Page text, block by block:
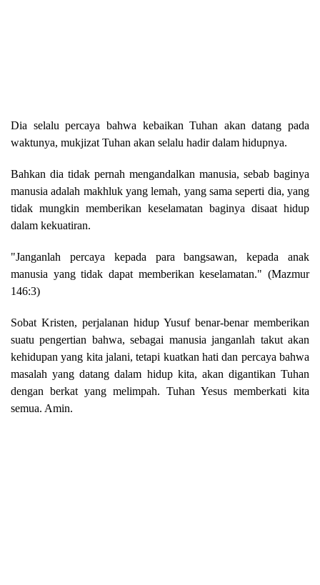
Dia selalu percaya bahwa kebaikan Tuhan akan datang pada
waktunya, mukjizat Tuhan akan selalu hadir dalam hidupnya.
Bahkan dia tidak pernah mengandalkan manusia, sebab baginya
manusia adalah makhluk yang lemah, yang sama seperti dia, yang
tidak mungkin memberikan keselamatan baginya disaat hidup
dalam kekuatiran.
"Janganlah percaya kepada para bangsawan, kepada anak
manusia yang tidak dapat memberikan keselamatan." (Mazmur
146:3)
Sobat Kristen, perjalanan hidup Yusuf benar-benar memberikan
suatu pengertian bahwa, sebagai manusia janganlah takut akan
kehidupan yang kita jalani, tetapi kuatkan hati dan percaya bahwa
masalah yang datang dalam hidup kita, akan digantikan Tuhan
dengan berkat yang melimpah. Tuhan Yesus memberkati kita
semua. Amin.